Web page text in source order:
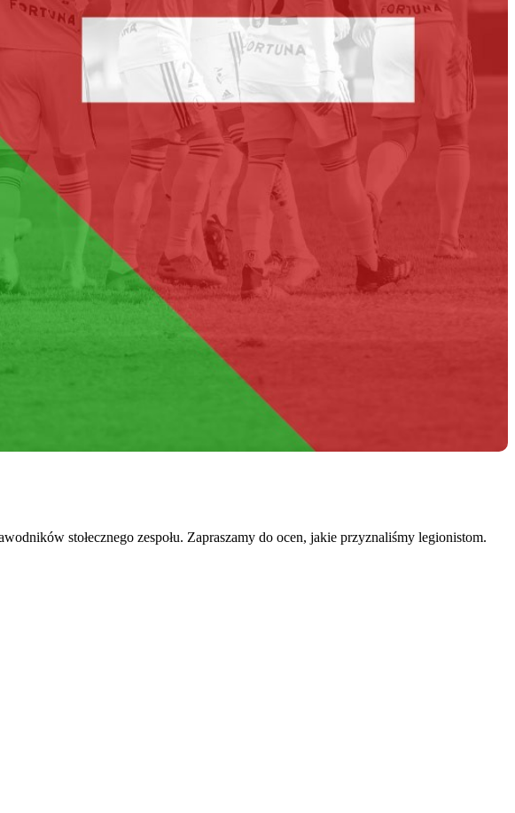
stołecznego zespołu. Zapraszamy do ocen, jakie przyznaliśmy legionistom.